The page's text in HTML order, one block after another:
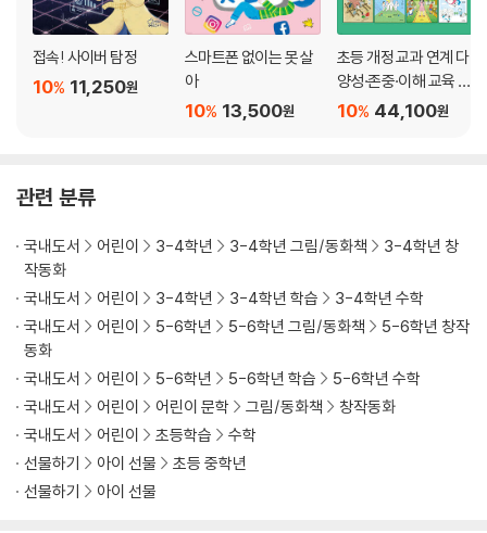
접속! 사이버 탐정
11,250원
10%
스마트폰 없이는 못 살
아
13,500원
10%
초등 개정 교과 연계 다
양성·존중·이해 교육 필
독서 세트44,100원
10%
관련 분류
국내도서 어린이 3-4학년 3-4학년 그림/동화책
3-4학년 창
작동화
국내도서
어린이 3-4학년 3-4학년 학습
3-4학년 수학
국내도서
어린이 5-6학년 5-6학년 그림/동화책
5-6학년 창작
동화
국내도서
어린이 5-6학년 5-6학년 학습
5-6학년 수학
국내도서
어린이 어린이 문학 그림/동화책
창작동화
국내도서
어린이 초등학습
수학
선물하기
아이 선물
초등 중학년
선물하기
아이 선물